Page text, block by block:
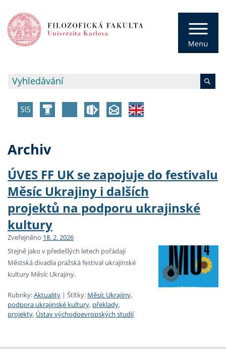
Archiv
ÚVES FF UK se zapojuje do festivalu
Měsíc Ukrajiny i dalších
projektů na podporu ukrajinské
kultury
Zveřejněno 18. 2. 2026
Stejně jako v předešlých letech pořádají
Městská divadla pražská festival ukrajinské
kultury Měsíc Ukrajiny.
Rubriky:Aktuality | Štítky: Měsíc Ukrajiny,
podpora ukrajinské kultury, překlady,
projekty, Ústav východoevropských studií